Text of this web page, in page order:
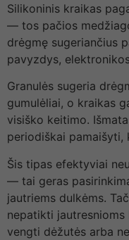
Silikoninis kraikas
— tos pačios
drėgmę sugeriančius
pavyzdys,
Granulės sugeria
gumulėliai, o kraikas
visiško keitimo.
periodiškai
Šis tipas efektyviai
— tai geras
jautriems dulkėms.
nepatikti
vengti dėžutės arba